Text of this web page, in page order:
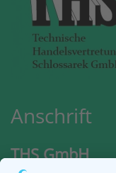
Anschrift
THS GmbH